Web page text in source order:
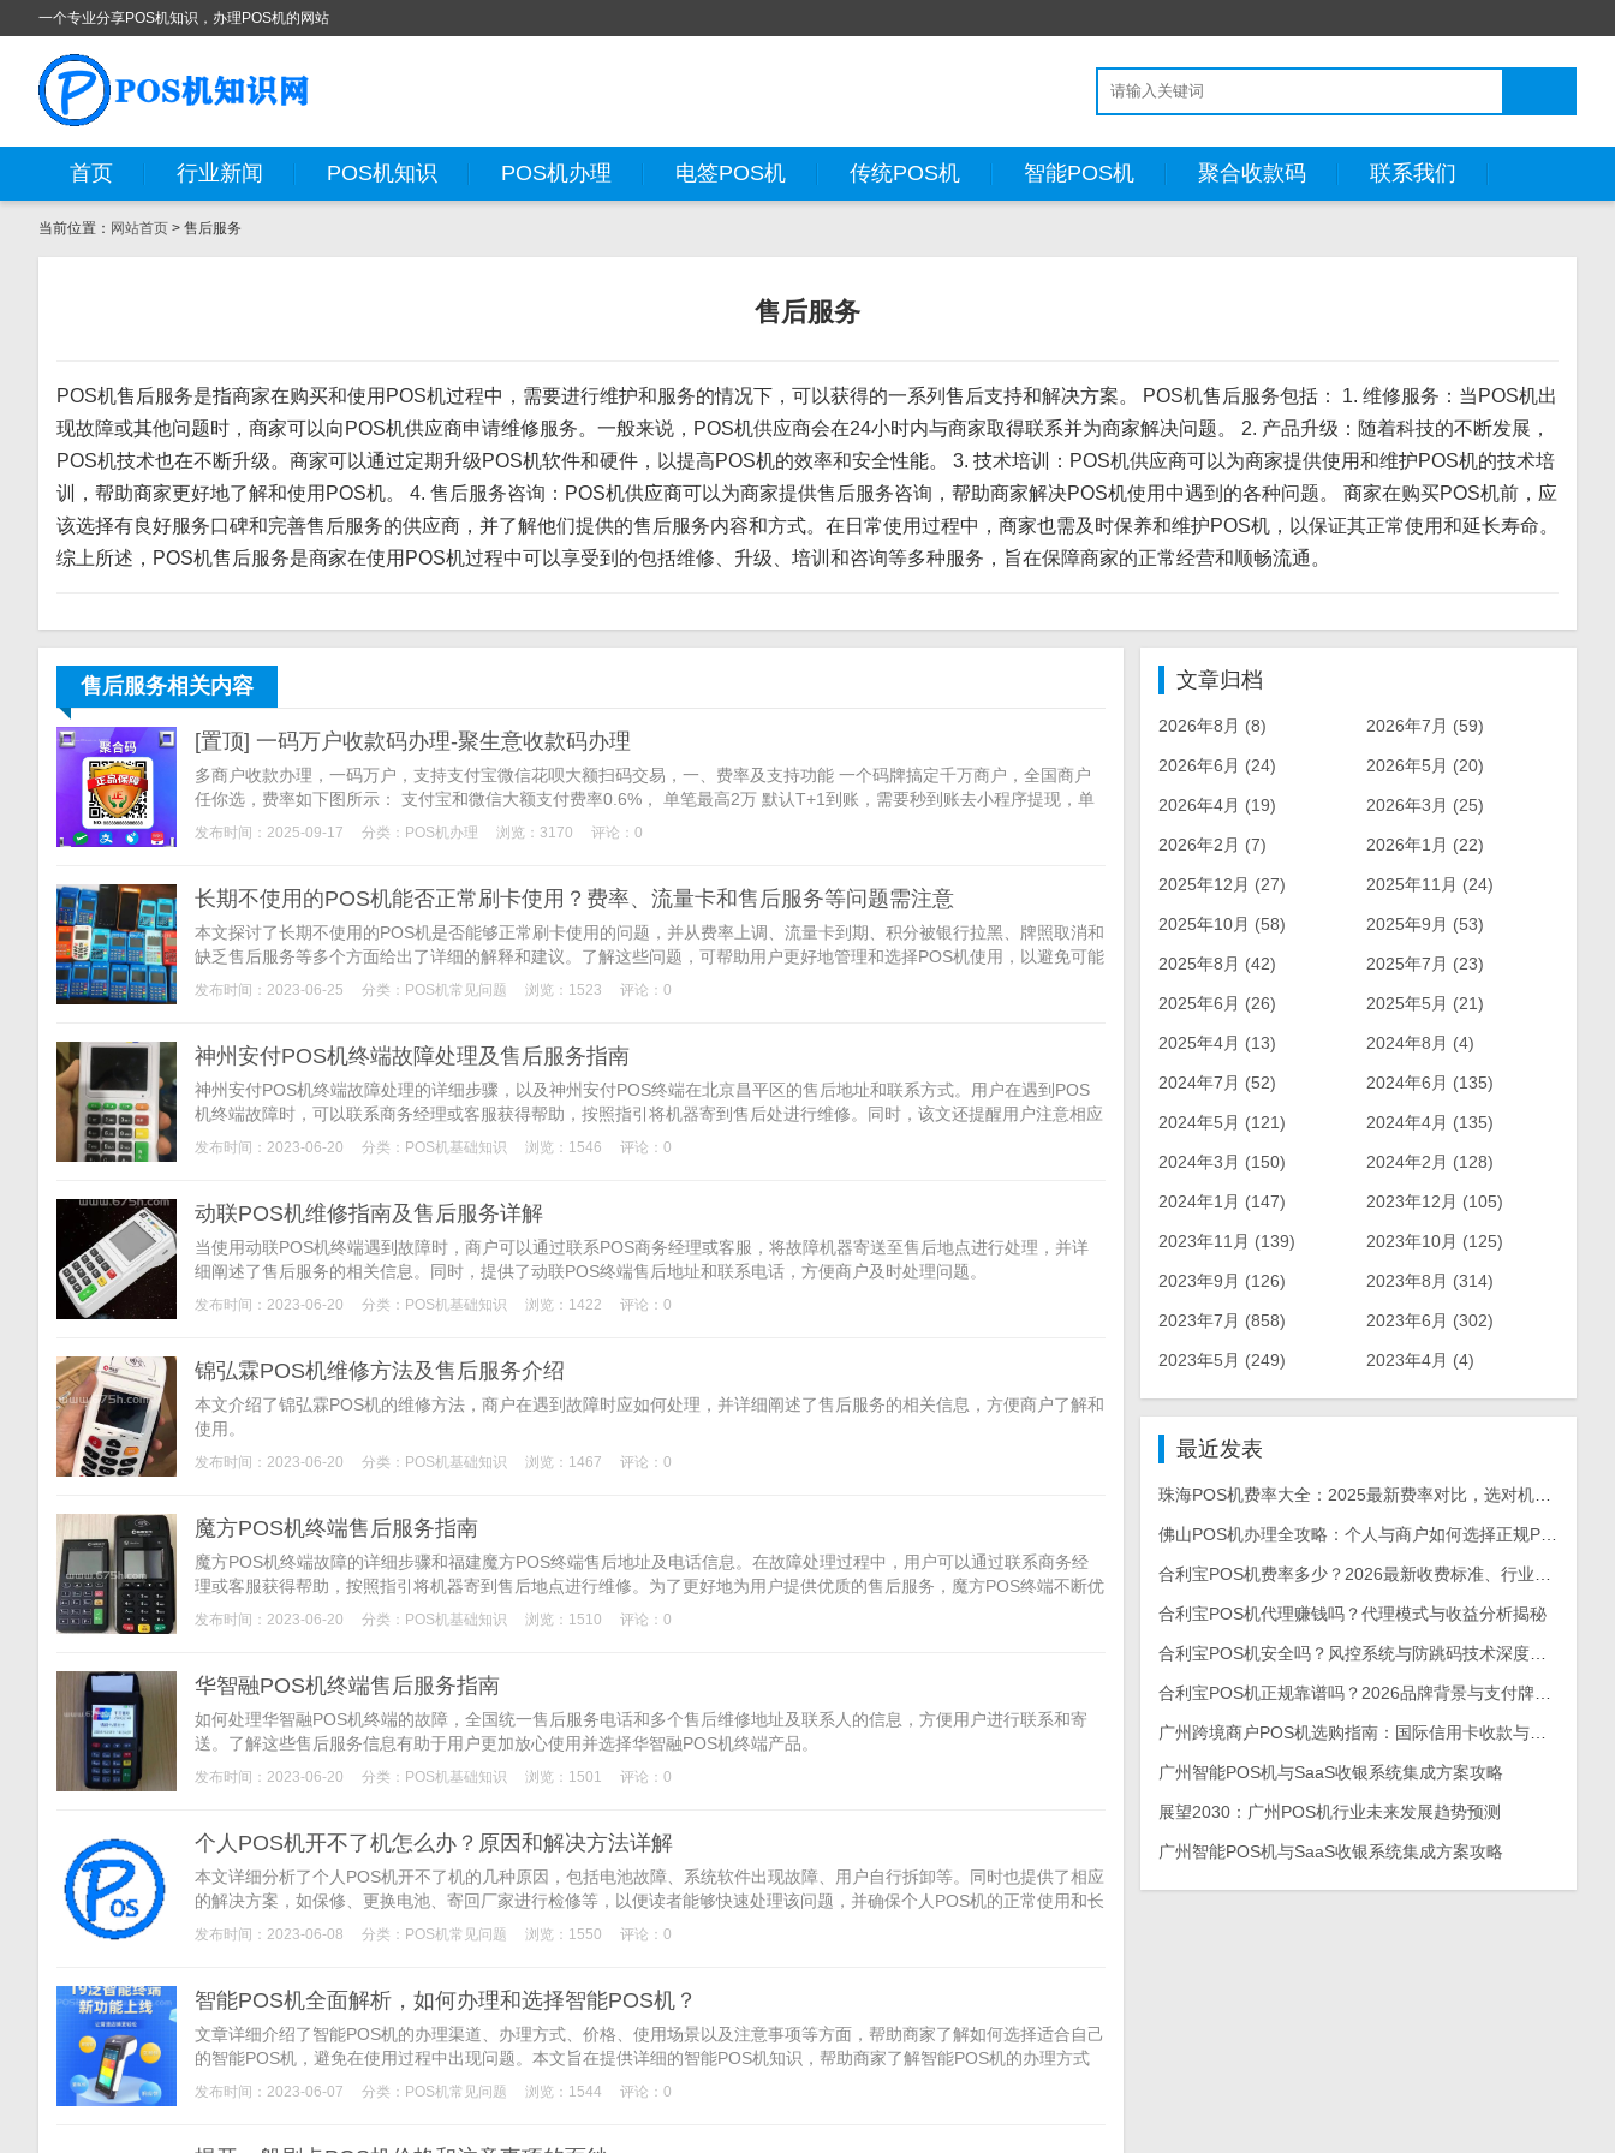
一个专业分享POS机知识，办理POS机的网站
首页 行业新闻 POS机知识 POS机办理 电签POS机 传统POS机 智能POS机 聚合收款码 联系我们
当前位置： 网站首页 > 售后服务
售后服务
POS机售后服务是指商家在购买和使用POS机过程中，需要进行维护和服务的情况下，可以获得的一系列售后支持和解决方案。 POS机售后服务包括： 1. 维修服务：当POS机出
现故障或其他问题时，商家可以向POS机供应商申请维修服务。一般来说，POS机供应商会在24小时内与商家取得联系并为商家解决问题。 2. 产品升级：随着科技的不断发展，
POS机技术也在不断升级。商家可以通过定期升级POS机软件和硬件，以提高POS机的效率和安全性能。 3. 技术培训：POS机供应商可以为商家提供使用和维护POS机的技术培
训，帮助商家更好地了解和使用POS机。 4. 售后服务咨询：POS机供应商可以为商家提供售后服务咨询，帮助商家解决POS机使用中遇到的各种问题。 商家在购买POS机前，应
该选择有良好服务口碑和完善售后服务的供应商，并了解他们提供的售后服务内容和方式。在日常使用过程中，商家也需及时保养和维护POS机，以保证其正常使用和延长寿命。
综上所述，POS机售后服务是商家在使用POS机过程中可以享受到的包括维修、升级、培训和咨询等多种服务，旨在保障商家的正常经营和顺畅流通。
售后服务相关内容
[置顶] 一码万户收款码办理-聚生意收款码办理
多商户收款办理，一码万户，支持支付宝微信花呗大额扫码交易，一、费率及支持功能 一个码牌搞定千万商户，全国商户
任你选，费率如下图所示： 支付宝和微信大额支付费率0.6%， 单笔最高2万 默认T+1到账，需要秒到账去小程序提现，单
次加提现费2块
发布时间：2025-09-17 分类： POS机办理 浏览：3170 评论：0
长期不使用的POS机能否正常刷卡使用？费率、流量卡和售后服务等问题需注意
本文探讨了长期不使用的POS机是否能够正常刷卡使用的问题，并从费率上调、流量卡到期、积分被银行拉黑、牌照取消和
缺乏售后服务等多个方面给出了详细的解释和建议。了解这些问题，可帮助用户更好地管理和选择POS机使用，以避免可能
带来的不便和风险。
发布时间：2023-06-25 分类： POS机常见问题 浏览：1523 评论：0
神州安付POS机终端故障处理及售后服务指南
神州安付POS机终端故障处理的详细步骤，以及神州安付POS终端在北京昌平区的售后地址和联系方式。用户在遇到POS
机终端故障时，可以联系商务经理或客服获得帮助，按照指引将机器寄到售后处进行维修。同时，该文还提醒用户注意相应
运费的问题以及使用POS机时需遵循的操作规范，旨在为用户提供更优质、便利的售后服务。
发布时间：2023-06-20 分类： POS机基础知识 浏览：1546 评论：0
动联POS机维修指南及售后服务详解
当使用动联POS机终端遇到故障时，商户可以通过联系POS商务经理或客服，将故障机器寄送至售后地点进行处理，并详
细阐述了售后服务的相关信息。同时，提供了动联POS终端售后地址和联系电话，方便商户及时处理问题。
发布时间：2023-06-20 分类： POS机基础知识 浏览：1422 评论：0
锦弘霖POS机维修方法及售后服务介绍
本文介绍了锦弘霖POS机的维修方法，商户在遇到故障时应如何处理，并详细阐述了售后服务的相关信息，方便商户了解和
使用。
发布时间：2023-06-20 分类： POS机基础知识 浏览：1467 评论：0
魔方POS机终端售后服务指南
魔方POS机终端故障的详细步骤和福建魔方POS终端售后地址及电话信息。在故障处理过程中，用户可以通过联系商务经
理或客服获得帮助，按照指引将机器寄到售后地点进行维修。为了更好地为用户提供优质的售后服务，魔方POS终端不断优
化售后服务网络，让用户更加放心地使用我们的产品。
发布时间：2023-06-20 分类： POS机基础知识 浏览：1510 评论：0
华智融POS机终端售后服务指南
如何处理华智融POS机终端的故障，全国统一售后服务电话和多个售后维修地址及联系人的信息，方便用户进行联系和寄
送。了解这些售后服务信息有助于用户更加放心使用并选择华智融POS机终端产品。
发布时间：2023-06-20 分类： POS机基础知识 浏览：1501 评论：0
个人POS机开不了机怎么办？原因和解决方法详解
本文详细分析了个人POS机开不了机的几种原因，包括电池故障、系统软件出现故障、用户自行拆卸等。同时也提供了相应
的解决方案，如保修、更换电池、寄回厂家进行检修等，以便读者能够快速处理该问题，并确保个人POS机的正常使用和长
期维护。
发布时间：2023-06-08 分类： POS机常见问题 浏览：1550 评论：0
智能POS机全面解析，如何办理和选择智能POS机？
文章详细介绍了智能POS机的办理渠道、办理方式、价格、使用场景以及注意事项等方面，帮助商家了解如何选择适合自己
的智能POS机，避免在使用过程中出现问题。本文旨在提供详细的智能POS机知识，帮助商家了解智能POS机的办理方式
和选择方法，更好地进行业务拓展，提高工作效率。
发布时间：2023-06-07 分类： POS机常见问题 浏览：1544 评论：0
文章归档
2026年8月 (8) 2026年7月 (59)
2026年6月 (24) 2026年5月 (20)
2026年4月 (19) 2026年3月 (25)
2026年2月 (7) 2026年1月 (22)
2025年12月 (27) 2025年11月 (24)
2025年10月 (58) 2025年9月 (53)
2025年8月 (42) 2025年7月 (23)
2025年6月 (26) 2025年5月 (21)
2025年4月 (13) 2024年8月 (4)
2024年7月 (52) 2024年6月 (135)
2024年5月 (121) 2024年4月 (135)
2024年3月 (150) 2024年2月 (128)
2024年1月 (147) 2023年12月 (105)
2023年11月 (139) 2023年10月 (125)
2023年9月 (126) 2023年8月 (314)
2023年7月 (858) 2023年6月 (302)
2023年5月 (249) 2023年4月 (4)
最近发表
珠海POS机费率大全：2025最新费率对比，选对机型每月省上千
佛山POS机办理全攻略：个人与商户如何选择正规POS机
合利宝POS机代理赚钱吗？代理模式与收益分析揭秘
合利宝POS机安全吗？风控系统与防跳码技术深度解析
广州跨境商户POS机选购指南：国际信用卡收款与外币结算方案
广州智能POS机与SaaS收银系统集成方案攻略
展望2030：广州POS机行业未来发展趋势预测
广州智能POS机与SaaS收银系统集成方案攻略